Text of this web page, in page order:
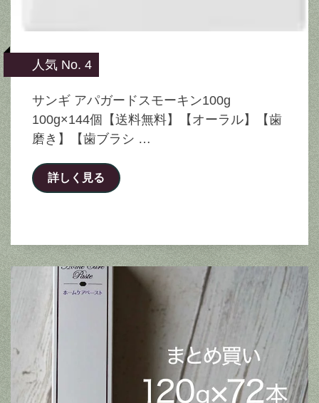
人気 No. 4
サンギ アパガードスモーキン100g
100g×144個【送料無料】【オーラル】【歯
磨き】【歯ブラシ …
詳しく見る